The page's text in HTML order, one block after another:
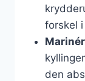
forskel
den